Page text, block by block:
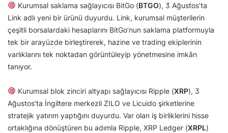
Kurumsal saklama sağlayıcısı BitGo (BTGO), 3 Ağustos’ta
Link adlı yeni bir ürünü duyurdu. Link, kurumsal müşterilerin
çeşitli borsalardaki hesaplarını BitGo’nun saklama platformuyla
tek bir arayüzde birleştirerek, hazine ve trading ekiplerinin
varlıklarını tek noktadan görüntüleyip yönetmesine imkân
tanıyor.
Kurumsal blok zinciri altyapı sağlayıcısı Ripple (XRP), 3
Ağustos’ta İngiltere merkezli ZILO ve Licuido şirketlerine
stratejik yatırım yaptığını duyurdu. Var olan iş birliklerini hisse
ortaklığına dönüştüren bu adımla Ripple, XRP Ledger (XRPL)